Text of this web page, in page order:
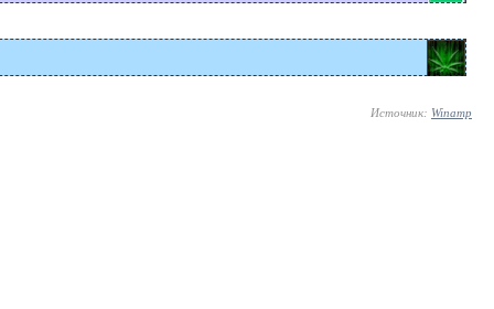
Источник: Winamp